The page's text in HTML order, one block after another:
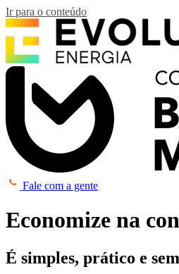
Ir para o conteúdo
Fale com a gente
Economize na
É simples, prático e